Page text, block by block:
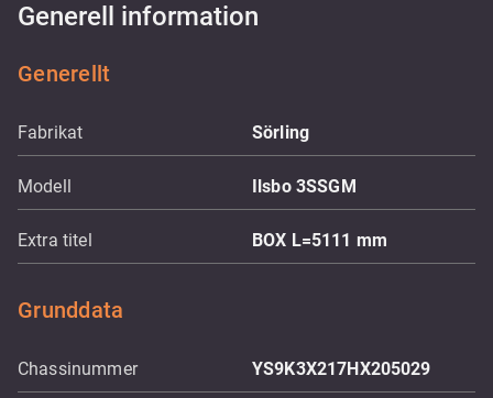
Generell information
Generellt
Fabrikat Sörling
Modell Ilsbo 3SSGM
Extra titel BOX L=5111 mm
Grunddata
Chassinummer YS9K3X217HX205029